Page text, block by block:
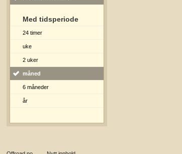
Med tidsperiode
24 timer
uke
2 uker
måned
6 måneder
år